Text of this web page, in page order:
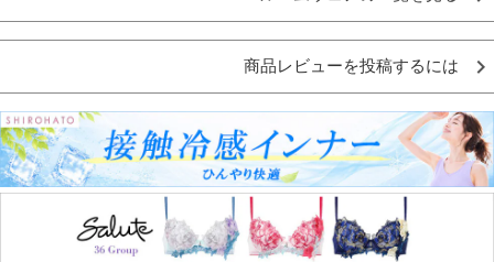
商品レビューを投稿するには